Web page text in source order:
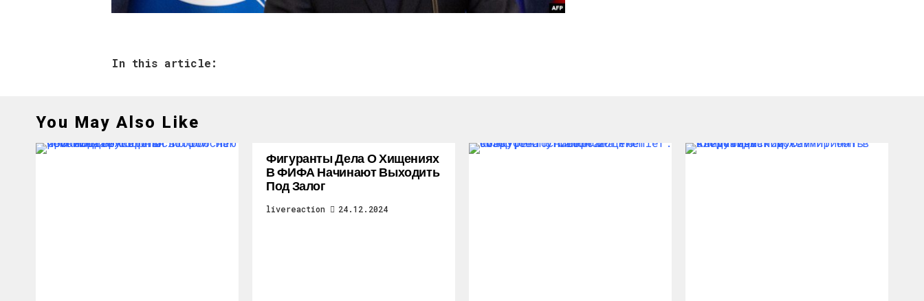
In this article:
You May Also Like
Фигуранты Дела О Хищениях
В ФИФА Начинают Выходить
Под Залог
livereaction 24.12.2024